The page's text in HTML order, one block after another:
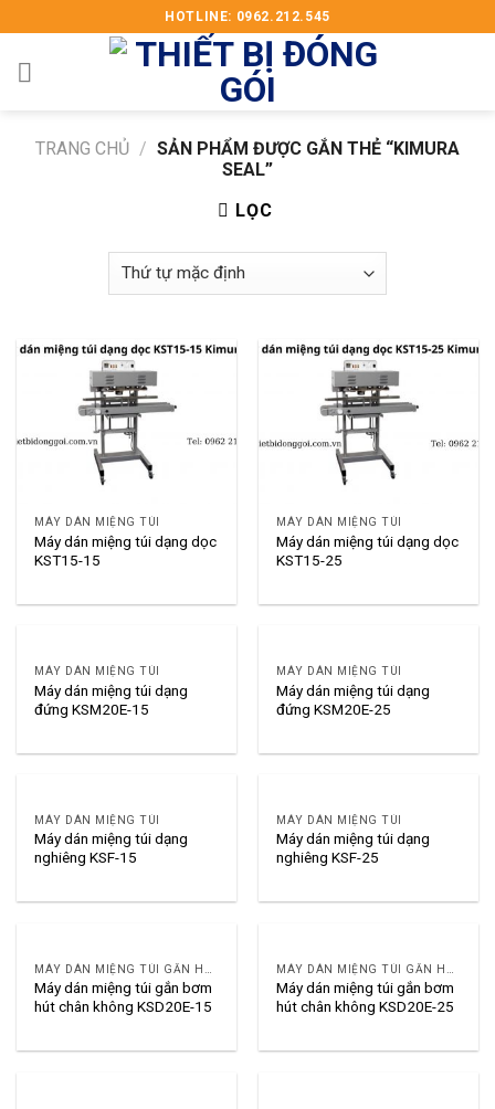
to
content
HOTLINE: 0962.212.545
TRANG CHỦ / SẢN PHẨM ĐƯỢC GẮN THẺ “KIMURA
SEAL”
LỌC
MÁY DÁN MIỆNG TÚI
Máy dán miệng túi dạng dọc
KST15-15
MÁY DÁN MIỆNG TÚI
Máy dán miệng túi dạng dọc
KST15-25
MÁY DÁN MIỆNG TÚI
Máy dán miệng túi dạng
đứng KSM20E-15
MÁY DÁN MIỆNG TÚI
Máy dán miệng túi dạng
đứng KSM20E-25
MÁY DÁN MIỆNG TÚI
Máy dán miệng túi dạng
nghiêng KSF-15
MÁY DÁN MIỆNG TÚI
Máy dán miệng túi dạng
nghiêng KSF-25
Máy dán miệng túi gắn bơm
hút chân không KSD20E-15
Máy dán miệng túi gắn bơm
hút chân không KSD20E-25